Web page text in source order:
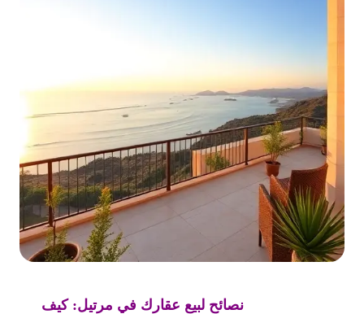
نصائح لبيع عقارك في مرتيل: كيف